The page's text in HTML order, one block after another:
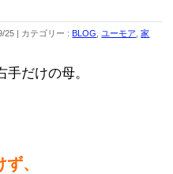
25 カテゴリー :BLOG ユーモア ,家
だけの母。
、